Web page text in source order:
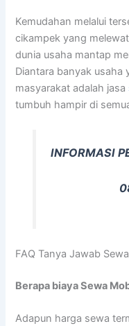
Kemudahan melalui
cikampek yang
dunia usaha mantap
Diantara banyak usaha
masyarakat adalah jasa
tumbuh hampir di
INFORMASI
FAQ Tanya Jawab
Berapa biaya Sewa
Adapun harga sewa